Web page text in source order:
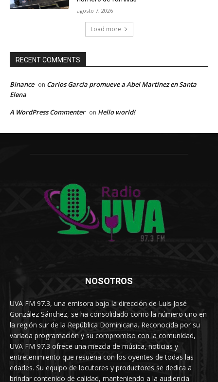
agosto 7, 2026
Load more
RECENT COMMENTS
Binance on Carlos García promueve a Abel Martínez en Santa
Elena
A WordPress Commenter on Hello world!
NOSOTROS
UVA FM 97.3, una emisora bajo la dirección de Luis José
González Sánchez, se ha consolidado como la número uno en
la región sur de la República Dominicana. Reconocida por su
variada programación y su compromiso con la comunidad,
UVA FM 97.3 ofrece una mezcla de música, noticias y
entretenimiento que resuena con los oyentes de todas las
edades. Su equipo de locutores y productores se dedica a
brindar contenido de calidad, manteniendo a la audiencia